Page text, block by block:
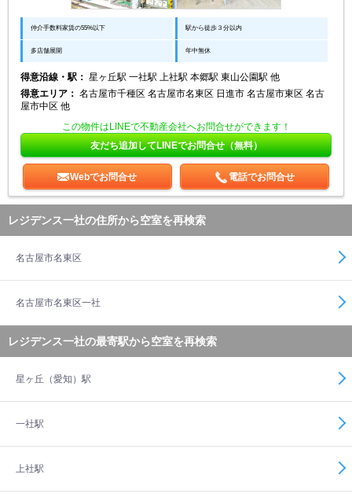
仲介手数料家賃の55%以下 駅から徒歩３分以内
多店舗展開 年中無休
得意沿線・駅： 星ヶ丘駅 一社駅 上社駅 本郷駅 東山公園駅 他
得意エリア： 名古屋市千種区 名古屋市名東区 日進市 名古屋市東区 名古
屋市中区 他
この物件はLINEで不動産会社へお問合せができます！
友だち追加してLINEでお問合せ（無料）
Webでお問合せ 電話でお問合せ
レジデンス一社の住所から空室を再検索
名古屋市名東区
名古屋市名東区一社
レジデンス一社の最寄駅から空室を再検索
星ヶ丘（愛知）駅
一社駅
上社駅